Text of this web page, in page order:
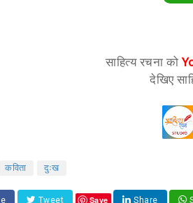
साहित्य रचना को
देखिए
कविता दुःख
Tweet Save Share